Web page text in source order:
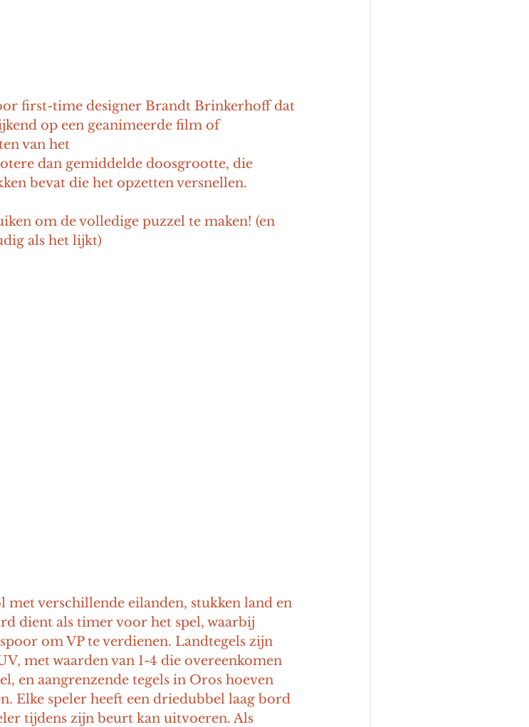
first-time designer Brandt Brinkerhoff dat
op een geanimeerde film of
van het
dan gemiddelde doosgrootte, die
bevat die het opzetten versnellen.
om de volledige puzzel te maken! (en
als het lijkt)
verschillende eilanden, stukken land en
dient als timer voor het spel, waarbij
om VP te verdienen. Landtegels zijn
met waarden van 1-4 die overeenkomen
en aangrenzende tegels in Oros hoeven
Elke speler heeft een driedubbel laag bord
tijdens zijn beurt kan uitvoeren. Als